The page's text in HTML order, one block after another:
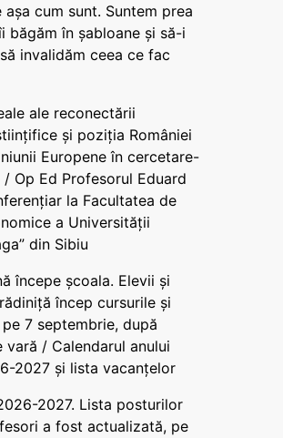
cum sunt. Suntem prea
băgăm în șabloane și să-i
invalidăm ceea ce fac
ale reconectării
și poziția României
Europene în cercetare-
Op Ed Profesorul Eduard
la Facultatea de
a Universității
din Sibiu
începe școala. Elevii și
încep cursurile și
7 septembrie, după
vară / Calendarul anului
2027 și lista vacanțelor
2027. Lista posturilor
a fost actualizată, pe